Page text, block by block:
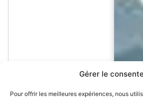
Gérer le
Pour offrir les meilleures expériences, nous